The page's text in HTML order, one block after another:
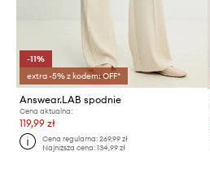
-11%
extra -5% z kodem: OFF*
Answear.LAB spodnie
Cena aktualna:
119,99 zł
Cena regularna:269,99 zł
Najniższa cena:134,99 zł